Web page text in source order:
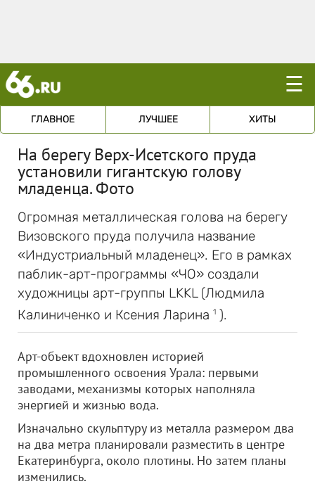
☰
ГЛАВНОЕ ЛУЧШЕЕ ХИТЫ
На берегу Верх-Исетского пруда
установили гигантскую голову
младенца. Фото
Огромная металлическая голова на берегу
Визовского пруда получила название
«Индустриальный младенец». Его в рамках
паблик-арт-программы «ЧО» создали
художницы арт-группы LKKL (Людмила
Калиниченко и Ксения Ларина 1 ).
Арт-объект вдохновлен историей
промышленного освоения Урала: первыми
заводами, механизмы которых наполняла
энергией и жизнью вода.
Изначально скульптуру из металла размером два
на два метра планировали разместить в центре
Екатеринбурга, около плотины. Но затем планы
изменились.